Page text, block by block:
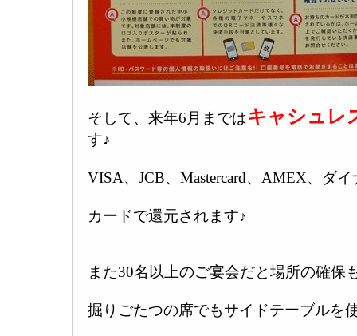
そして、来年6月まではキャシュレ
す♪
VISA、JCB、Mastercard、AMEX、ダ
カードで還元されます♪
また30名以上のご宴会だと場所の確保
掘りごたつの席でもサイドテーブルを